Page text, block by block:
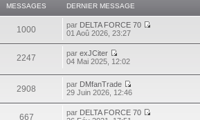
MESSAGES DERNIER MESSAGE
1000 par DELTA FORCE 70
01 Aoû 2026, 23:27
2247 parexJCiter
04 Mai 2025, 12:02
2908 par DMfanTrade
29 Juin 2026, 12:46
667 par DELTA FORCE 70